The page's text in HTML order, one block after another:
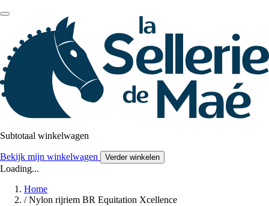
Subtotaal winkelwagen
Bekijk mijn winkelwagen Verder winkelen
Loading...
Home
/ Nylon rijriem BR Equitation Xcellence